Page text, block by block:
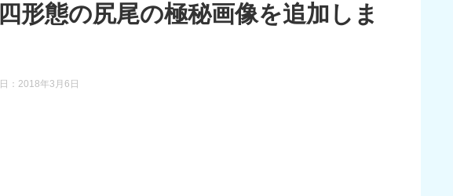
形態の尻尾の極秘画像を追加しま
： 2018年3月6日